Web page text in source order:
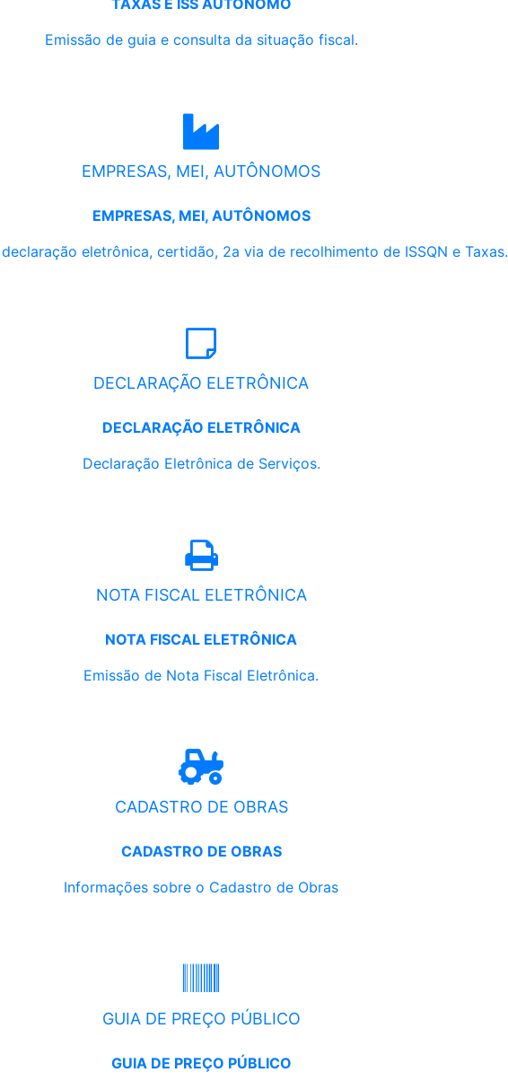
TAXAS E ISS AUTÔNOMO
Emissão de guia e consulta da situação fiscal.
EMPRESAS, MEI, AUTÔNOMOS
EMPRESAS, MEI, AUTÔNOMOS
eletrônica, certidão, 2a via de recolhimento de ISSQN e Taxas.
DECLARAÇÃO ELETRÔNICA
DECLARAÇÃO ELETRÔNICA
Declaração Eletrônica de Serviços.
NOTA FISCAL ELETRÔNICA
NOTA FISCAL ELETRÔNICA
Emissão de Nota Fiscal Eletrônica.
CADASTRO DE OBRAS
CADASTRO DE OBRAS
Informações sobre o Cadastro de Obras
GUIA DE PREÇO PÚBLICO
GUIA DE PREÇO PÚBLICO